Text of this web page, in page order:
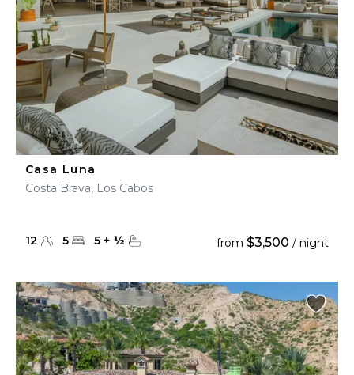
Casa Luna
Costa Brava, Los Cabos
12 5 5 + ½ from $3,500 / night